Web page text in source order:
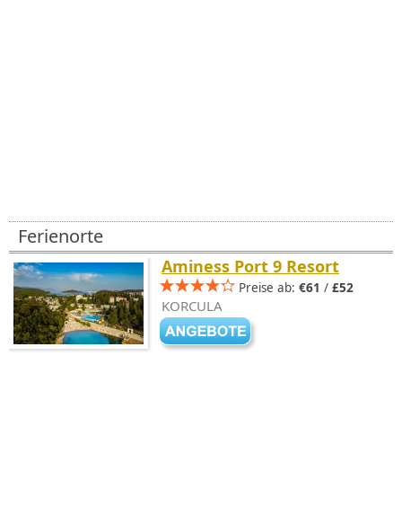
Ferienorte
Aminess Port 9 Resort
Preise ab: €61 / £52
KORCULA